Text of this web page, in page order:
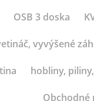
OSB 3 doska
vyvýšené
hobliny,
Obchodné